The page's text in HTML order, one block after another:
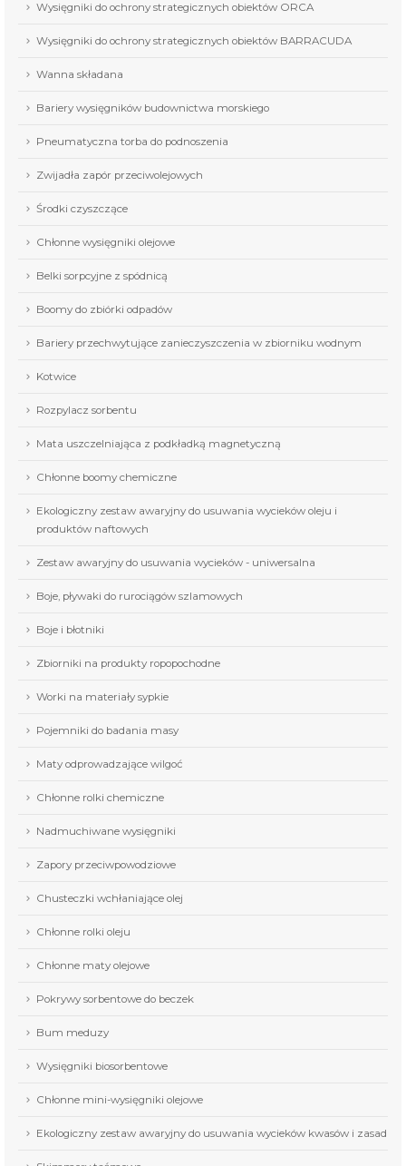
Wysięgniki do ochrony strategicznych obiektów ORCA
Wysięgniki do ochrony strategicznych obiektów BARRACUDA
Wanna składana
Bariery wysięgników budownictwa morskiego
Pneumatyczna torba do podnoszenia
Zwijadła zapór przeciwolejowych
Środki czyszczące
Chłonne wysięgniki olejowe
Belki sorpcyjne z spódnicą
Boomy do zbiórki odpadów
Bariery przechwytujące zanieczyszczenia w zbiorniku wodnym
Kotwice
Rozpylacz sorbentu
Mata uszczelniająca z podkładką magnetyczną
Chłonne boomy chemiczne
Ekologiczny zestaw awaryjny do usuwania wycieków oleju i
produktów naftowych
Zestaw awaryjny do usuwania wycieków - uniwersalna
Boje, pływaki do rurociągów szlamowych
Boje i błotniki
Zbiorniki na produkty ropopochodne
Worki na materiały sypkie
Pojemniki do badania masy
Maty odprowadzające wilgoć
Chłonne rolki chemiczne
Nadmuchiwane wysięgniki
Zapory przeciwpowodziowe
Chusteczki wchłaniające olej
Chłonne rolki oleju
Chłonne maty olejowe
Pokrywy sorbentowe do beczek
Bum meduzy
Wysięgniki biosorbentowe
Chłonne mini-wysięgniki olejowe
Ekologiczny zestaw awaryjny do usuwania wycieków kwasów i zasad